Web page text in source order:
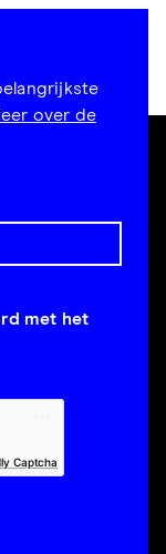
over de
met het
Captcha